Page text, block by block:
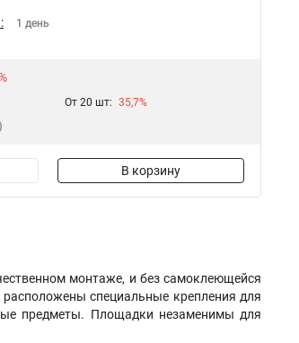
1 день
От 20 шт: 35,7%
В корзину
монтаже, и без самоклеющейся
специальные крепления для
предметы. Площадки незаменимы для